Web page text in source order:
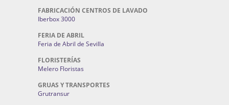
FABRICACIÓN CENTROS DE LAVADO
Iberbox 3000
FERIA DE ABRIL
Feria de Abril de Sevilla
FLORISTERÍAS
Melero Floristas
GRUAS Y TRANSPORTES
Grutransur